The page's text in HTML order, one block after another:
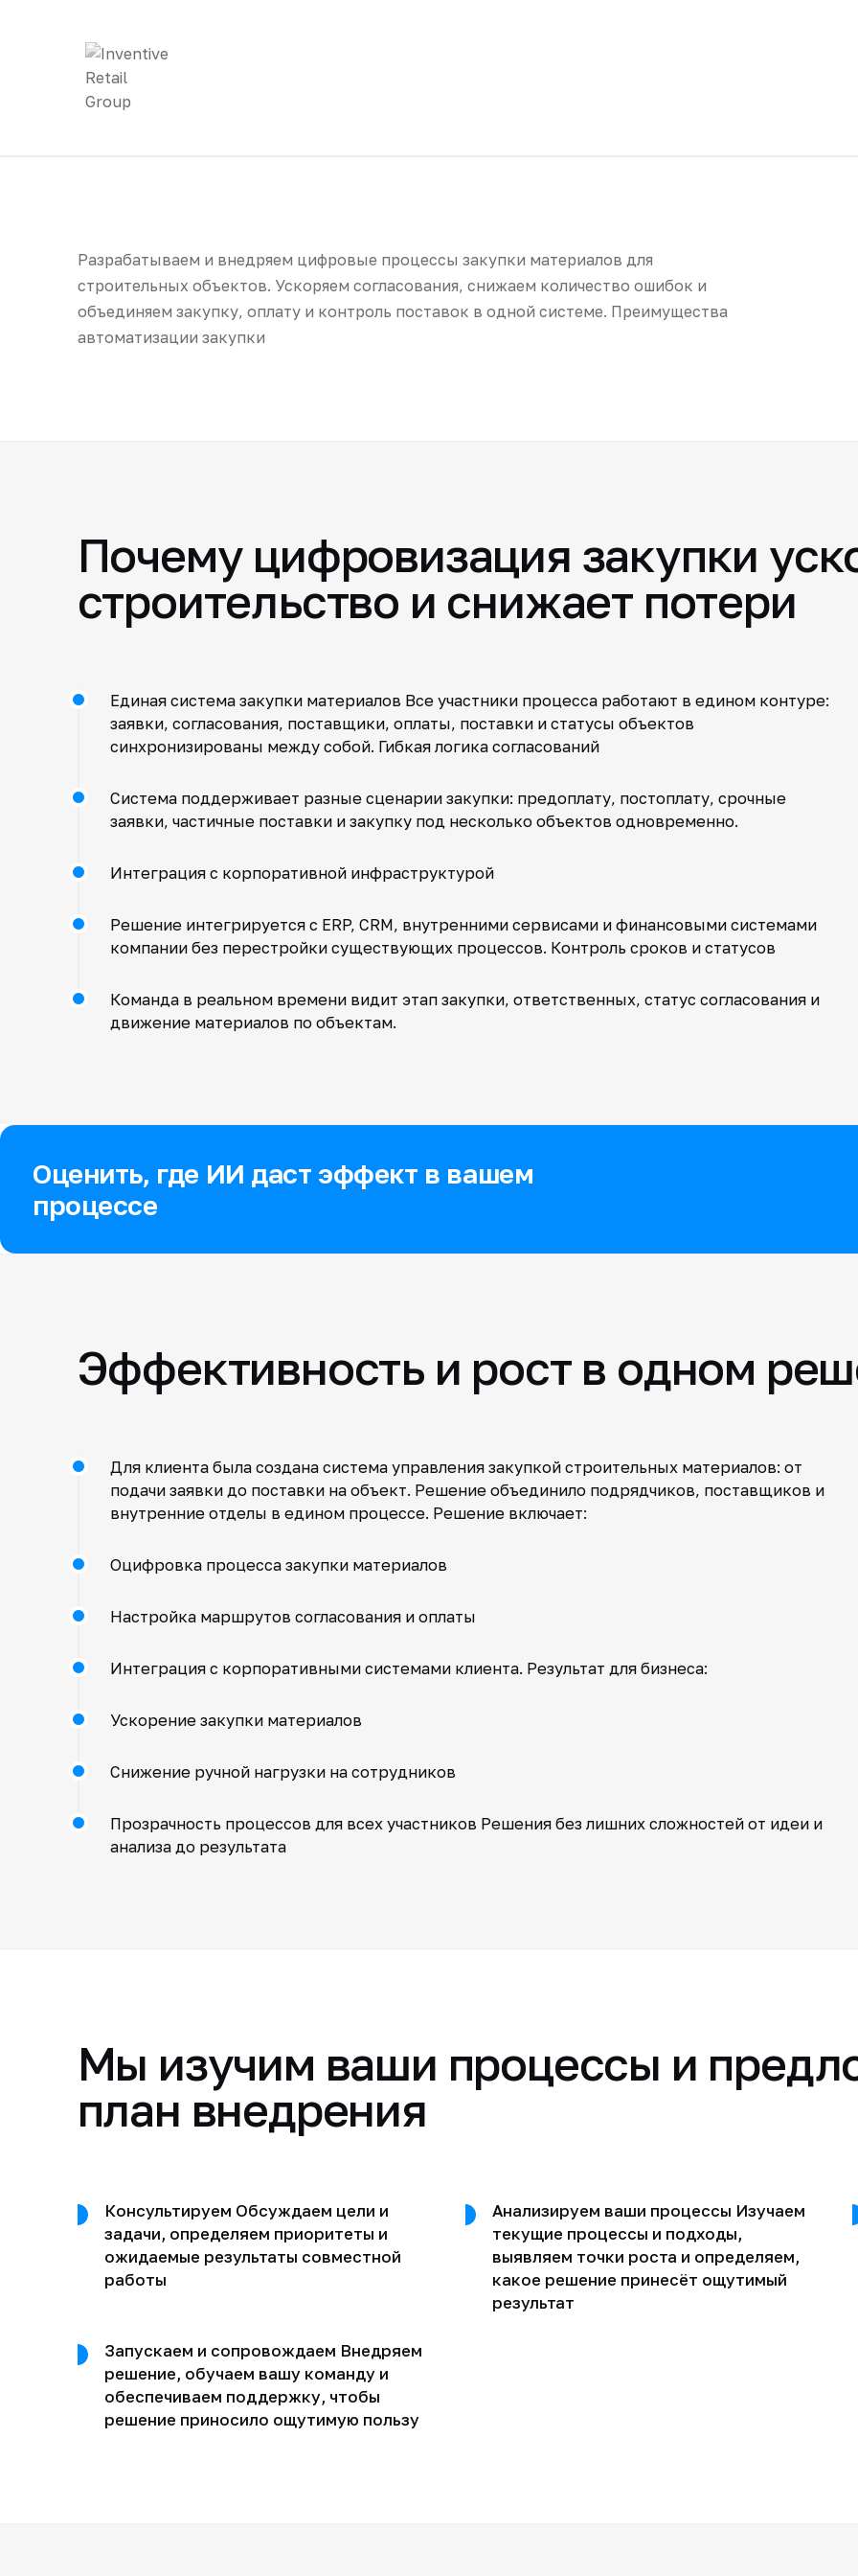
Разрабатываем и внедряем цифровые процессы закупки материалов для
строительных объектов. Ускоряем согласования, снижаем количество ошибок и
объединяем закупку, оплату и контроль поставок в одной системе. Преимущества
автоматизации закупки
Почему цифровизация закупки
строительство и снижает потери
Единая система закупки материалов Все участники процесса работают в едином контуре:
заявки, согласования, поставщики, оплаты, поставки и статусы объектов
синхронизированы между собой. Гибкая логика согласований
Система поддерживает разные сценарии закупки: предоплату, постоплату, срочные
заявки, частичные поставки и закупку под несколько объектов одновременно.
Интеграция с корпоративной инфраструктурой
Решение интегрируется с ERP, CRM, внутренними сервисами и финансовыми системами
компании без перестройки существующих процессов. Контроль сроков и статусов
Команда в реальном времени видит этап закупки, ответственных, статус согласования и
движение материалов по объектам.
Оценить, где ИИ даст эффект в вашем
процессе
Эффективность и рост в одном
Для клиента была создана система управления закупкой строительных материалов: от
подачи заявки до поставки на объект. Решение объединило подрядчиков, поставщиков и
внутренние отделы в едином процессе. Решение включает:
Оцифровка процесса закупки материалов
Настройка маршрутов согласования и оплаты
Интеграция с корпоративными системами клиента. Результат для бизнеса:
Ускорение закупки материалов
Снижение ручной нагрузки на сотрудников
Прозрачность процессов для всех участников Решения без лишних сложностей от идеи и
анализа до результата
Мы изучим ваши процессы и
план внедрения
Консультируем Обсуждаем цели и
задачи, определяем приоритеты и
ожидаемые результаты совместной
работы
Анализируем ваши процессы Изучаем
текущие процессы и подходы,
выявляем точки роста и определяем,
какое решение принесёт ощутимый
результат
Запускаем и сопровождаем Внедряем
решение, обучаем вашу команду и
обеспечиваем поддержку, чтобы
решение приносило ощутимую пользу